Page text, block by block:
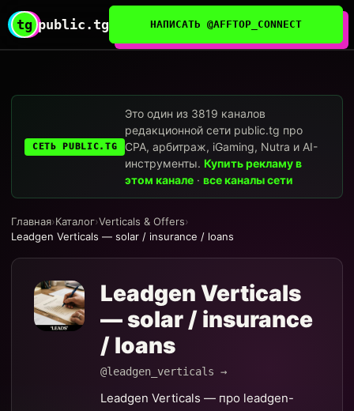
tg public.tg НАПИСАТЬ @AFFTOP_CONNECT
СЕТЬ PUBLIC.TG
Это один из 3819 каналов
редакционной сети public.tg про
CPA, арбитраж, iGaming, Nutra и AI-
инструменты.Купить рекламу в
этом канале ·все каналы сети
Главная›Каталог›Verticals & Offers›
Leadgen Verticals — solar / insurance / loans
Leadgen Verticals
— solar / insurance
/ loans
@leadgen_verticals →
Leadgen Verticals — про leadgen-